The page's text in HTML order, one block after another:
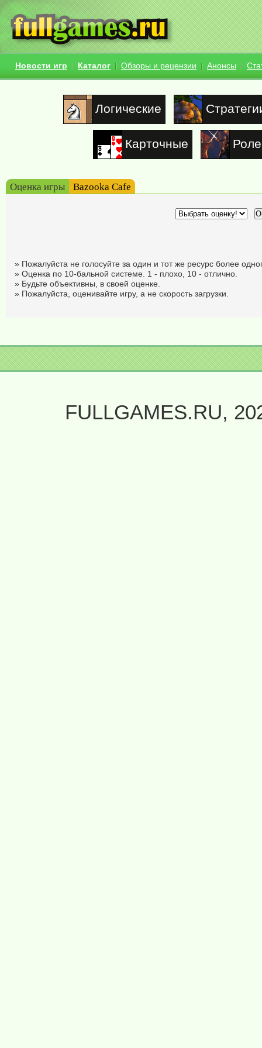
Новости игр Каталог Обзоры и рецензии Анонсы
Логические
Карточные
Оценка игры Bazooka Cafe
» Пожалуйста не голосуйте за один и тот же ресурс более
» Оценка по 10-бальной системе. 1 - плохо, 10 - отлично.
» Будьте объективны, в своей оценке.
» Пожалуйста, оценивайте игру, а не скорость загрузки.
FULLGAMES.RU,